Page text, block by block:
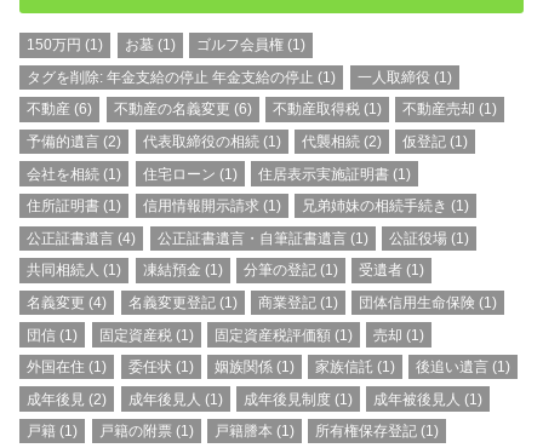
150万円 (1) お墓 (1) ゴルフ会員権(1)
タグを削除: 年金支給の停止 年金支給の停止 (1) 一人取締役 (1)
不動産 (6) 不動産の名義変更 (6) 不動産取得税(1) 不動産売却 (1)
予備的遺言 (2) 代表取締役の相続(1) 代襲相続(2) 仮登記 (1)
会社を相続 (1) 住宅ローン (1) 住居表示実施証明書(1)
住所証明書 (1) 信用情報開示請求 (1) 兄弟姉妹の相続手続き (1)
公正証書遺言 (4) 公正証書遺言・自筆証書遺言(1) 公証役場(1)
共同相続人 (1) 凍結預金 (1) 分筆の登記(1) 受遺者 (1)
名義変更 (4) 名義変更登記(1) 商業登記(1) 団体信用生命保険 (1)
団信 (1) 固定資産税 (1) 固定資産税評価額(1) 売却 (1)
外国在住 (1) 委任状 (1) 姻族関係(1) 家族信託 (1) 後追い遺言 (1)
成年後見 (2) 成年後見人 (1) 成年後見制度(1) 成年被後見人 (1)
戸籍 (1) 戸籍の附票(1) 戸籍謄本 (1) 所有権保存登記 (1)